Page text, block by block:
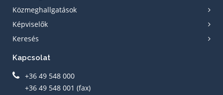
Közmeghallgatások
Képviselők
Keresés
Kapcsolat
+36 49 548 000
+36 49 548 001 (fax)